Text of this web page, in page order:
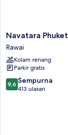
Navatara
Phuket
Resort
Rawai
Navatara
Rawai
Kolam renang
Parkir gratis
9.6
dari
9,6 Sempurna
413 ulasan